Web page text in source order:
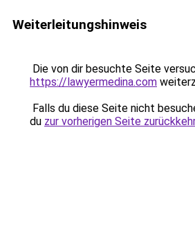
Weiterleitungshinweis
Die von dir besuchte Seite
https://lawyermedina.com
Falls du diese Seite nicht
du zur vorherigen Seite